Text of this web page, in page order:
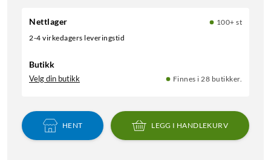
Nettlager
100+ st
2-4 virkedagers leveringstid
Butikk
Velg din butikk Finnes i 28 butikker.
HENT LEGG I HANDLEKURV